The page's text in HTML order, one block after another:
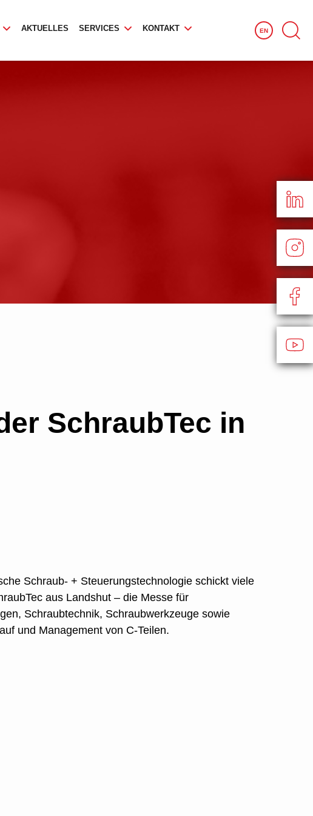
AKTUELLES SERVICES KONTAKT EN
SchraubTec in
Schraub- + Steuerungstechnologie schickt viele
aus Landshut – die Messe für
Schraubtechnik, Schraubwerkzeuge sowie
und Management von C-Teilen.